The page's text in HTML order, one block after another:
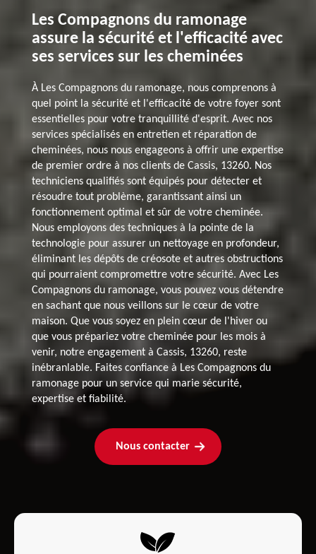
Les Compagnons du ramonage
assure la sécurité et l'efficacité avec
ses services sur les cheminées
À Les Compagnons du ramonage, nous comprenons à
quel point la sécurité et l'efficacité de votre foyer sont
essentielles pour votre tranquillité d'esprit. Avec nos
services spécialisés en entretien et réparation de
cheminées, nous nous engageons à offrir une expertise
de premier ordre à nos clients de Cassis, 13260. Nos
techniciens qualifiés sont équipés pour détecter et
résoudre tout problème, garantissant ainsi un
fonctionnement optimal et sûr de votre cheminée.
Nous employons des techniques à la pointe de la
technologie pour assurer un nettoyage en profondeur,
éliminant les dépôts de créosote et autres obstructions
qui pourraient compromettre votre sécurité. Avec Les
Compagnons du ramonage, vous pouvez vous détendre
en sachant que nous veillons sur le cœur de votre
maison. Que vous soyez en plein cœur de l'hiver ou
que vous prépariez votre cheminée pour les mois à
venir, notre engagement à Cassis, 13260, reste
inébranlable. Faites confiance à Les Compagnons du
ramonage pour un service qui marie sécurité,
expertise et fiabilité.
Nous contacter